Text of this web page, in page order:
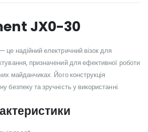
JX0-30
надійний електричний візок для
призначений для ефективної роботи
майданчиках. Його конструкція
безпеку та зручність у використанні.